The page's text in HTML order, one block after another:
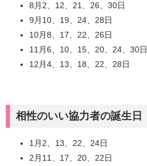
8月2、12、21、26、30日
9月10、19、24、28日
10月8、17、22、26日
11月6、10、15、20、24、30日
12月4、13、18、22、28日
相性のいい協力者の誕生日
1月2、13、22、24日
2月11、17、20、22日